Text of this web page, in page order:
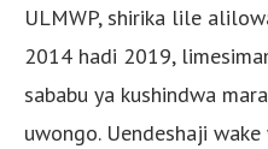
ULMWP, shirika lile
2014 hadi 2019,
sababu ya kushindwa
uwongo. Uendeshaji